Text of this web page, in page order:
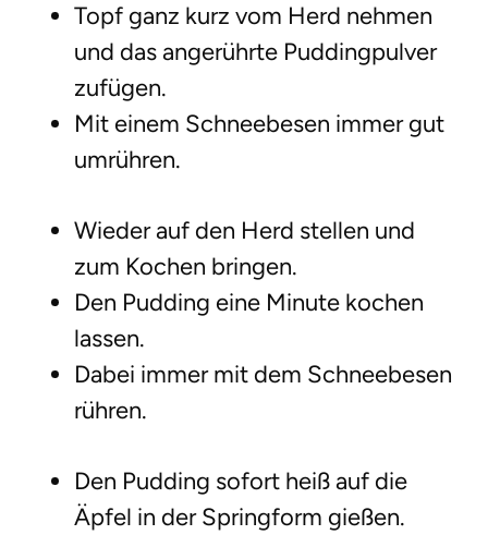
Topf ganz kurz vom Herd nehmen
und das angerührte Puddingpulver
zufügen.
Mit einem Schneebesen immer gut
umrühren.
Wieder auf den Herd stellen und
zum Kochen bringen.
Den Pudding eine Minute kochen
lassen.
Dabei immer mit dem Schneebesen
rühren.
Den Pudding sofort heiß auf die
Äpfel in der Springform gießen.